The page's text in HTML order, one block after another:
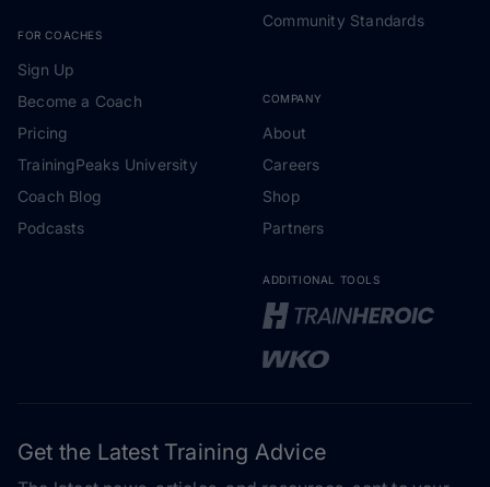
FOR COACHES
Sign Up
Become a Coach
Pricing
TrainingPeaks University
Coach Blog
Podcasts
Community Standards
COMPANY
About
Careers
Shop
Partners
ADDITIONAL TOOLS
Get the Latest Training Advice